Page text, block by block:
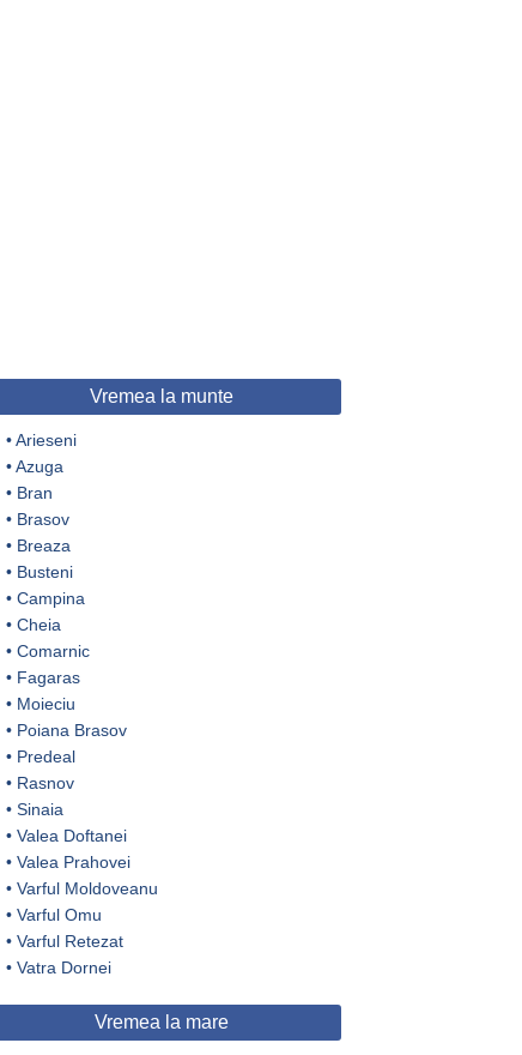
Vremea la munte
•Arieseni
•Azuga
• Bran
• Brasov
• Breaza
• Busteni
• Campina
• Cheia
• Comarnic
• Fagaras
• Moieciu
• Poiana Brasov
• Predeal
• Rasnov
• Sinaia
• Valea Doftanei
• Valea Prahovei
• Varful Moldoveanu
• Varful Omu
• Varful Retezat
• Vatra Dornei
Vremea la mare